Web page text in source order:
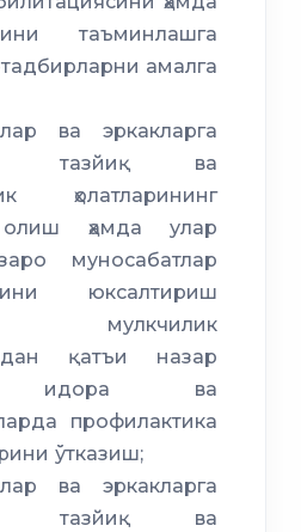
таъминлашга
амалга
ва эркакларга
тазйиқ ва
ҳолатларининг
ҳамда улар
муносабатлар
юксалтириш
мулкчилик
қатъи назар
идора ва
профилактика
ўтказиш;
ва эркакларга
тазйиқ ва